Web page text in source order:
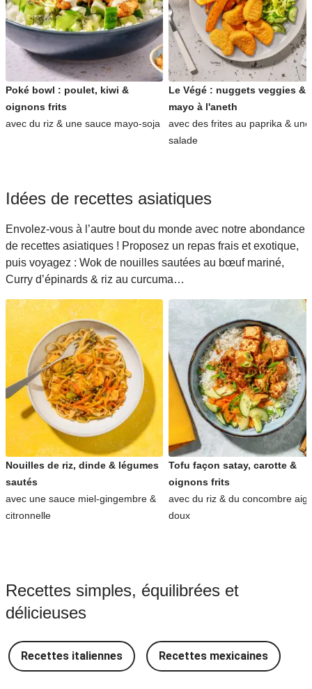
Poké bowl : poulet, kiwi &
oignons frits
avec du riz & une sauce mayo-soja
Le Végé : nuggets veggies &
mayo à l'aneth
avec des frites au paprika & une
salade
Idées de recettes asiatiques
Envolez-vous à l’autre bout du monde avec notre abondance
de recettes asiatiques ! Proposez un repas frais et exotique,
puis voyagez : Wok de nouilles sautées au bœuf mariné,
Curry d’épinards & riz au curcuma…
Nouilles de riz, dinde & légumes
sautés
avec une sauce miel-gingembre &
citronnelle
Tofu façon satay, carotte &
oignons frits
avec du riz & du concombre
doux
Recettes simples, équilibrées et
délicieuses
Recettes italiennes Recettes mexicaines